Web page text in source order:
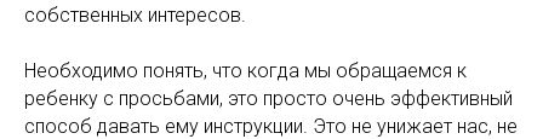
собственных интересов.
Необходимо понять, что когда мы обращаемся к
ребенку с просьбами, это просто очень эффективный
способ давать ему инструкции. Это не унижает нас, не